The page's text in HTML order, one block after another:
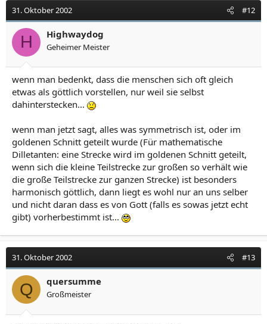
31. Oktober 2002 #12
H Highwaydog
Geheimer Meister
wenn man bedenkt, dass die menschen sich oft gleich
etwas als göttlich vorstellen, nur weil sie selbst
dahinterstecken...
wenn man jetzt sagt, alles was symmetrisch ist, oder im
goldenen Schnitt geteilt wurde (Für mathematische
Dilletanten: eine Strecke wird im goldenen Schnitt geteilt,
wenn sich die kleine Teilstrecke zur großen so verhält wie
die große Teilstrecke zur ganzen Strecke) ist besonders
harmonisch göttlich, dann liegt es wohl nur an uns selber
und nicht daran dass es von Gott (falls es sowas jetzt echt
gibt) vorherbestimmt ist...
31. Oktober 2002 #13
Q quersumme
Großmeister